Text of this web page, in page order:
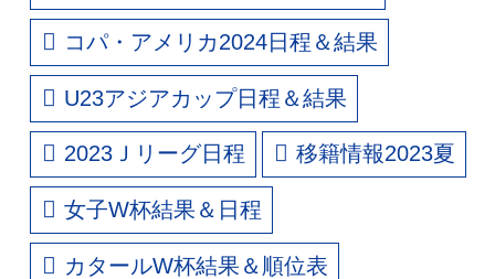
コパ・アメリカ2024日程＆結果
U23アジアカップ日程＆結果
2023Ｊリーグ日程 移籍情報2023夏
女子W杯結果＆日程
カタールW杯結果＆順位表